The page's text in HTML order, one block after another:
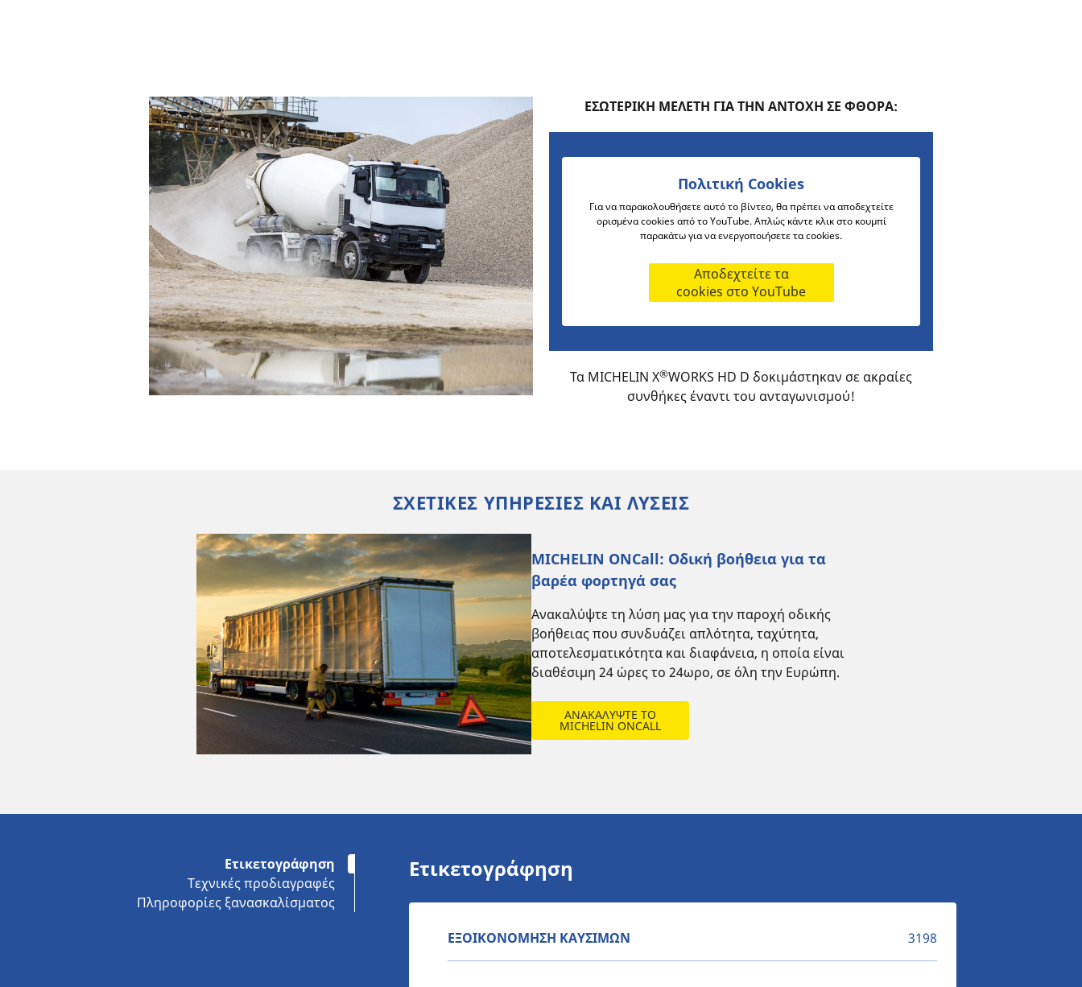
ΕΣΩΤΕΡΙΚΗ ΜΕΛΕΤΗ ΓΙΑ ΤΗΝ ΑΝΤΟΧΗ ΣΕ ΦΘΟΡΑ:
Πολιτική Cookies
Για να παρακολουθήσετε αυτό το βίντεο, θα πρέπει να αποδεχτείτε
ορισμένα cookies από το YouTube. Απλώς κάντε κλικ στο κουμπί
παρακάτω για να ενεργοποιήσετε τα cookies.
Αποδεχτείτε τα
cookies στο YouTube
Τα MICHELIN X®WORKS HD D δοκιμάστηκαν σε ακραίες
συνθήκες έναντι του ανταγωνισμού!
ΣΧΕΤΙΚΕΣ ΥΠΗΡΕΣΙΕΣ ΚΑΙ ΛΥΣΕΙΣ
MICHELIN ONCall: Οδική βοήθεια για τα
βαρέα φορτηγά σας
Ανακαλύψτε τη λύση μας για την παροχή οδικής
βοήθειας που συνδυάζει απλότητα, ταχύτητα,
αποτελεσματικότητα και διαφάνεια, η οποία είναι
διαθέσιμη 24 ώρες το 24ωρο, σε όλη την Ευρώπη.
ΑΝΑΚΑΛΥΨΤΕ ΤΟ
MICHELIN ONCALL
Ετικετογράφηση
Τεχνικές προδιαγραφές
Πληροφορίες ξανασκαλίσματος
Ετικετογράφηση
ΕΞΟΙΚΟΝΟΜΗΣΗ ΚΑΥΣΙΜΩΝ 3198